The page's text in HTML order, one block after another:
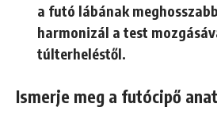
a futó lábának
harmonizál a test
túlterheléstől.
Ismerje meg a futócipő